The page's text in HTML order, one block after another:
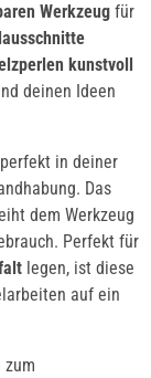
Werkzeug für
kunstvoll
deinen Ideen
perfekt in deiner
Das
dem Werkzeug
Perfekt für
legen, ist diese
auf ein
zum